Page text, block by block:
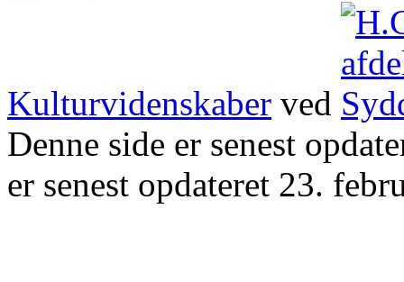
Kulturvidenskaber ved
Denne side er senest
er senest opdateret 23.